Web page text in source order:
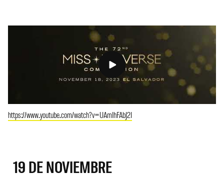
https://www.youtube.com/watch?v=UAmIhFAbJ2I
19 DE NOVIEMBRE